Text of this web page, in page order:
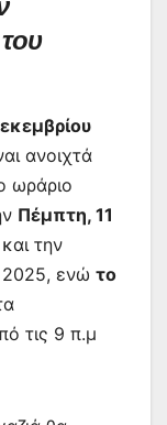
ανοιχτά
ωράριο
Πέμπτη, 11
την
ενώ το
τις 9 π.μ